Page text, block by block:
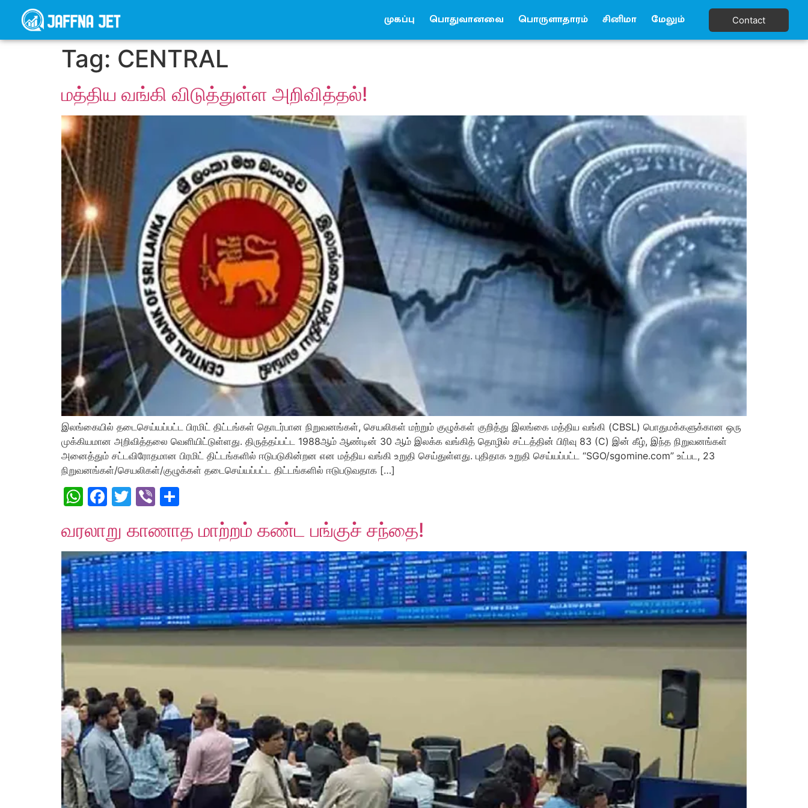
முகப்பு பொதுவானவை பொருளாதாரம் சினிமா மேலும் Contact
Tag: CENTRAL
மத்திய வங்கி விடுத்துள்ள அறிவித்தல்!
இலங்கையில் தடைசெய்யப்பட்ட பிரமிட் திட்டங்கள் தொடர்பான நிறுவனங்கள், செயலிகள் மற்றும் குழுக்கள் குறித்து இலங்கை மத்திய வங்கி (CBSL) பொதுமக்களுக்கான ஒரு
முக்கியமான அறிவித்தலை வெளியிட்டுள்ளது. திருத்தப்பட்ட 1988ஆம் ஆண்டின் 30 ஆம் இலக்க வங்கித் தொழில் சட்டத்தின் பிரிவு 83 (C) இன் கீழ், இந்த நிறுவனங்கள்
அனைத்தும் சட்டவிரோதமான பிரமிட் திட்டங்களில் ஈடுபடுகின்றன என மத்திய வங்கி உறுதி செய்துள்ளது. புதிதாக உறுதி செய்யப்பட்ட “SGO/sgomine.com” உட்பட, 23
நிறுவனங்கள்/செயலிகள்/குழுக்கள் தடைசெய்யப்பட்ட திட்டங்களில் ஈடுபடுவதாக […]
WhatsApp
Facebook
Twitter
Viber
வரலாறு காணாத மாற்றம் கண்ட பங்குச் சந்தை!